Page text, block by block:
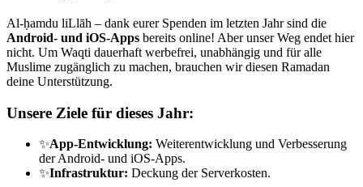
Al-ḥamdu liLlāh – dank eurer Spenden im letzten Jahr sind die
Android- und iOS-Apps bereits online! Aber unser Weg endet hier
nicht. Um Waqti dauerhaft werbefrei, unabhängig und für alle
Muslime zugänglich zu machen, brauchen wir diesen Ramadan
deine Unterstützung.
Unsere Ziele für dieses Jahr:
✨App-Entwicklung: Weiterentwicklung und Verbesserung
der Android- und iOS-Apps.
✨Infrastruktur: Deckung der Serverkosten.